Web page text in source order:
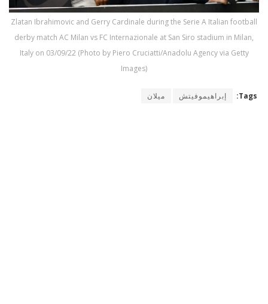
Zlatan Ibrahimovic and Gerry Cardinale during the Serie A Italian football
derby match AC Milan vs FC Internazionale at San Siro stadium in Milan,
Italy on 03/09/22 (Photo by Piero Cruciatti/Anadolu Agency via Getty
Images)
Tags: إبراهيموفيتش ميلان